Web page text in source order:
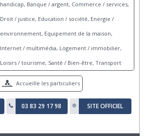
handicap, Banque / argent, Commerce / services,
Droit / justice, Education / société, Energie /
environnement, Equipement de la maison,
Internet / multimédia, Logement / immobilier,
Loisirs / tourisme, Santé / Bien-être, Transport
Accueille les particuliers
03 83 29 17 98 SITE OFFICIEL